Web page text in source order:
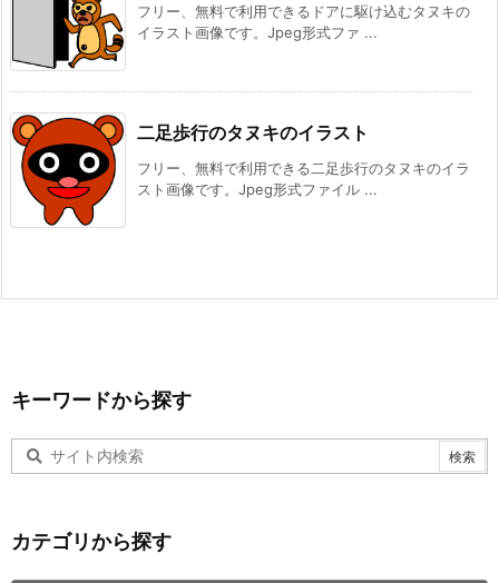
フリー、無料で利用できるドアに駆け込むタヌキの
イラスト画像です。Jpeg形式ファ ...
二足歩行のタヌキのイラスト
フリー、無料で利用できる二足歩行のタヌキのイラ
スト画像です。Jpeg形式ファイル ...
キーワードから探す
カテゴリから探す